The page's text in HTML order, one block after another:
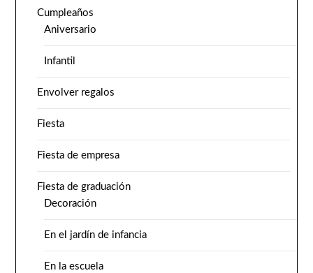
Cumpleaños
Aniversario
Infantil
Envolver regalos
Fiesta
Fiesta de empresa
Fiesta de graduación
Decoración
En el jardín de infancia
En la escuela